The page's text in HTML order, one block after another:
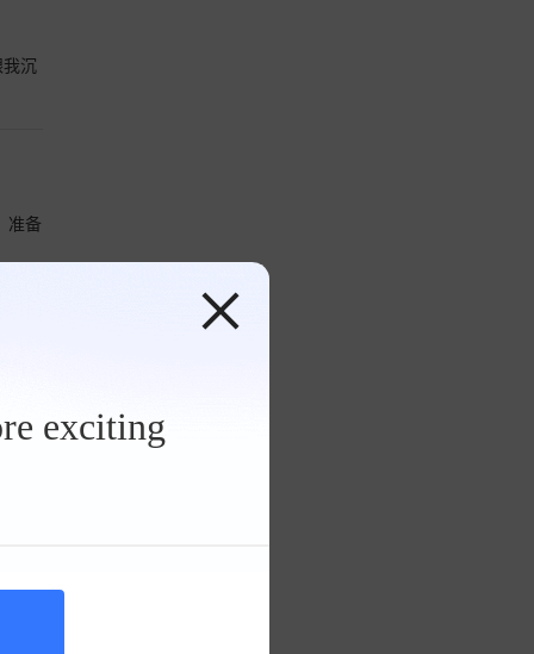
exciting
我沉
准备
的
于